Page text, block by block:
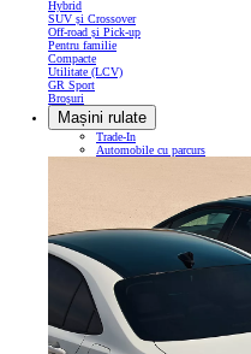
Hybrid
SUV și Crossover
Off-road și Pick-up
Pentru familie
Compacte
Utilitate (LCV)
GR Sport
Broșuri
Mașini rulate
Trade-In
Automobile cu parcurs